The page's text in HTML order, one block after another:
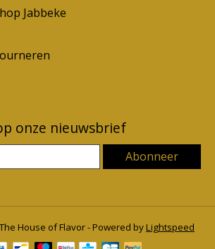
Jabbeke
onze nieuwsbrief
Abonneer
House of Flavor - Powered byLightspeed